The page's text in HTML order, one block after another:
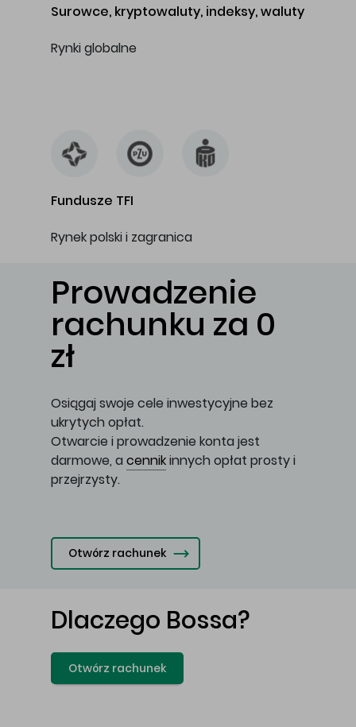
Surowce, kryptowaluty, indeksy, waluty
Rynki globalne
Fundusze TFI
Rynek polski i zagranica
Prowadzenie
rachunku za 0
zł
Osiągaj swoje cele inwestycyjne bez
ukrytych opłat.
Otwarcie i prowadzenie konta jest
darmowe, a cennikinnych opłat prosty i
przejrzysty.
Otwórz rachunek
Dlaczego Bossa?
Otwórz rachunek